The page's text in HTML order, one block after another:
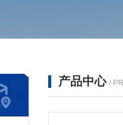
产品中心 /